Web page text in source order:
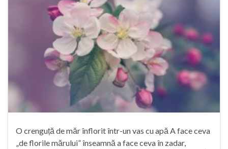
O crenguță de măr înflorit într-un vas cu apă A face ceva
„de florile mărului” înseamnă a face ceva în zadar,